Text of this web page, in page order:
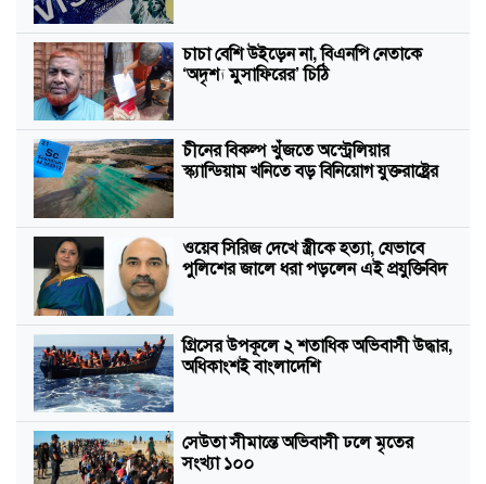
চাচা বেশি উইড়েন না, বিএনপি নেতাকে
‘অদৃশ্য মুসাফিরের’ চিঠি
চীনের বিকল্প খুঁজতে অস্ট্রেলিয়ার
স্ক্যান্ডিয়াম খনিতে বড় বিনিয়োগ যুক্তরাষ্ট্রের
ওয়েব সিরিজ দেখে স্ত্রীকে হত্যা, যেভাবে
পুলিশের জালে ধরা পড়লেন এই প্রযুক্তিবিদ
গ্রিসের উপকূলে ২ শতাধিক অভিবাসী উদ্ধার,
অধিকাংশই বাংলাদেশি
সেউতা সীমান্তে অভিবাসী ঢলে মৃতের
সংখ্যা ১০০